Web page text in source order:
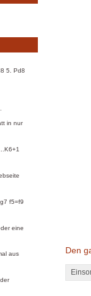
5. Pd8
in nur
f5=f9
eine
aus
Den